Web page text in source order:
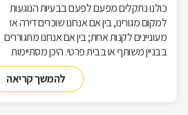
כולנו נתקלים מפעם לפעם בבעיות הנוגעות
למקום מגורינו, בין אם אנחנו שוכרים דירה או
מעוניינים לקנות אחת; בין אם אנחנו מתגוררים
בבניין משותף או בבית פרטי. היכן מסתיימות
זכויותינו ביחס לשכנינו? מה אומר החוק בקשר
לחריגות בנייה? האם בניית ממ"ד מחייבת את כל
הדיירים וכו'. כדי לקבל מושג בנוגע למעמדנו
להמשך קריאה